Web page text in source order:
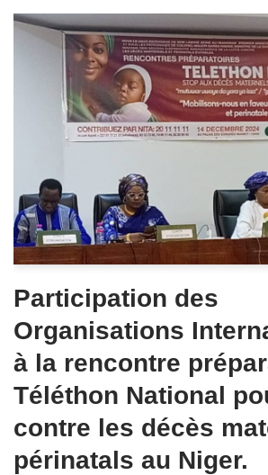
Participation des
Organisations
à la rencontre
Téléthon National
contre les décès
périnatals au Niger.